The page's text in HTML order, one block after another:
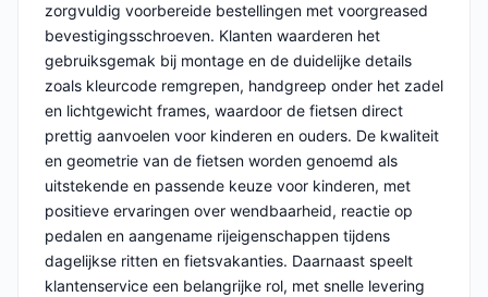
zorgvuldig voorbereide bestellingen met voorgreased
bevestigingsschroeven. Klanten waarderen het
gebruiksgemak bij montage en de duidelijke details
zoals kleurcode remgrepen, handgreep onder het zadel
en lichtgewicht frames, waardoor de fietsen direct
prettig aanvoelen voor kinderen en ouders. De kwaliteit
en geometrie van de fietsen worden genoemd als
uitstekende en passende keuze voor kinderen, met
positieve ervaringen over wendbaarheid, reactie op
pedalen en aangename rijeigenschappen tijdens
dagelijkse ritten en fietsvakanties. Daarnaast speelt
klantenservice een belangrijke rol, met snelle levering